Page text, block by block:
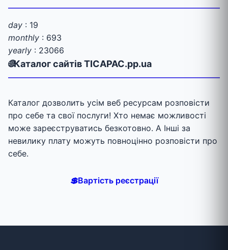
day : 19
monthly : 693
yearly : 23066
🌐Каталог сайтів TICAPAC.pp.ua
Каталог дозволить усім веб ресурсам розповісти
про себе та свої послуги! Хто немає можливості
може зареєструватись безкотовно. А Інші за
невилику плату можуть повноцінно розповісти про
себе.
💲Вартість реєстрації